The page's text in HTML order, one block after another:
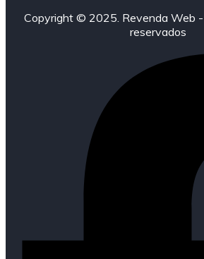
Copyright © 2025. Revenda Web
reservados